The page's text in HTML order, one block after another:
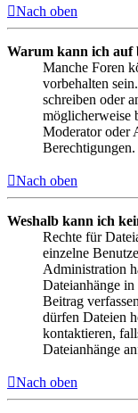
Nach oben
Warum kann ich auf
Manche Foren
vorbehalten
schreiben oder
möglicherweise
Moderator oder
Berechtigungen.
Nach oben
Weshalb kann ich
Rechte für
einzelne
Administration
Dateianhänge
Beitrag
dürfen Dateien
kontaktieren,
Dateianhänge
Nach oben